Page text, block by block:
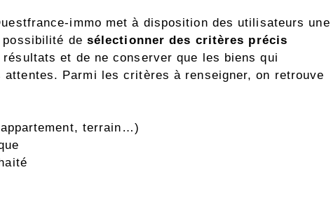
immo met à disposition des utilisateurs une
de sélectionner des critères précis
et de ne conserver que les biens qui
attentes. Parmi les critères à renseigner, on retrouve
terrain…)